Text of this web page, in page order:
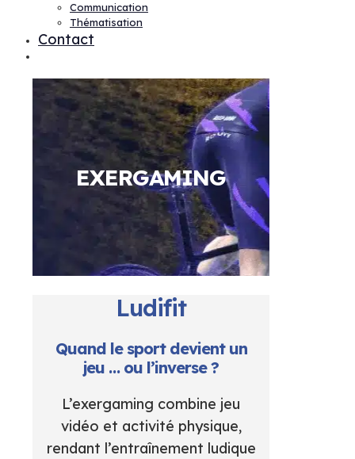
Communication
Thématisation
Contact
EXERGAMING
Ludifit
Quand le sport devient un
jeu … ou l’inverse ?
L’exergaming combine jeu
vidéo et activité physique,
rendant l’entraînement ludique